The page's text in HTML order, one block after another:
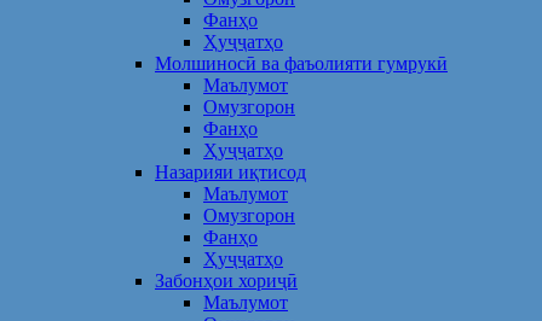
Фанҳо
Ҳуҷҷатҳо
Молшиносӣ ва фаъолияти гумрукӣ
Маълумот
Омузгорон
Фанҳо
Ҳуҷҷатҳо
Назарияи иқтисод
Маълумот
Омузгорон
Фанҳо
Ҳуҷҷатҳо
Забонҳои хориҷӣ
Маълумот